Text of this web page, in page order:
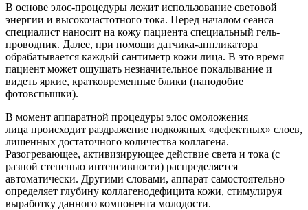
В основе элос-процедуры лежит использование световой
энергии и высокочастотного тока. Перед началом сеанса
специалист наносит на кожу пациента специальный гель-
проводник. Далее, при помощи датчика-аппликатора
обрабатывается каждый сантиметр кожи лица. В это время
пациент может ощущать незначительное покалывание и
видеть яркие, кратковременные блики (наподобие
фотовспышки).
В момент аппаратной процедуры элос омоложения
лица происходит раздражение подкожных «дефектных» слоев,
лишенных достаточного количества коллагена.
Разогревающее, активизирующее действие света и тока (с
разной степенью интенсивности) распределяется
автоматически. Другими словами, аппарат самостоятельно
определяет глубину коллагенодефицита кожи, стимулируя
выработку данного компонента молодости.